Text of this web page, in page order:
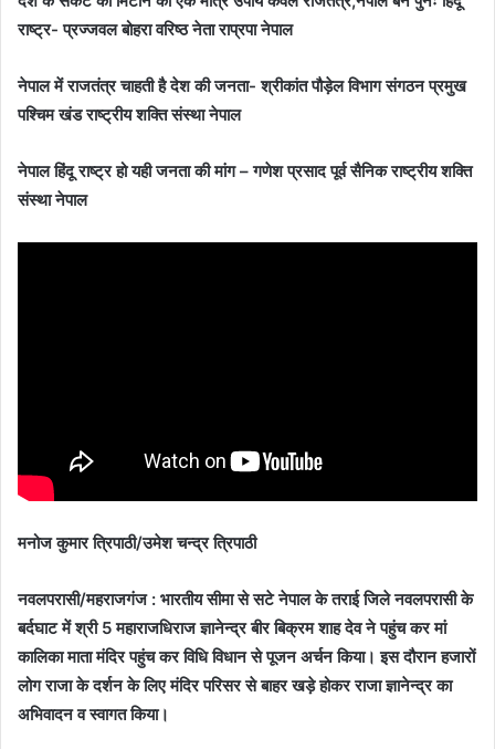
राष्ट्र- प्रज्जवल बोहरा वरिष्ठ नेता राप्रपा नेपाल
नेपाल में राजतंत्र चाहती है देश की जनता- श्रीकांत पौड़ेल विभाग संगठन प्रमुख
पश्चिम खंड राष्ट्रीय शक्ति संस्था नेपाल
नेपाल हिंदू राष्ट्र हो यही जनता की मांग – गणेश प्रसाद पूर्व सैनिक राष्ट्रीय शक्ति
संस्था नेपाल
मनोज कुमार त्रिपाठी/उमेश चन्द्र त्रिपाठी
नवलपरासी/महराजगंज : भारतीय सीमा से सटे नेपाल के तराई जिले नवलपरासी के
बर्दघाट में श्री 5 महाराजधिराज ज्ञानेन्द्र बीर बिक्रम शाह देव ने पहुंच कर मां
कालिका माता मंदिर पहुंच कर विधि विधान से पूजन अर्चन किया। इस दौरान हजारों
लोग राजा के दर्शन के लिए मंदिर परिसर से बाहर खड़े होकर राजा ज्ञानेन्द्र का
अभिवादन व स्वागत किया।